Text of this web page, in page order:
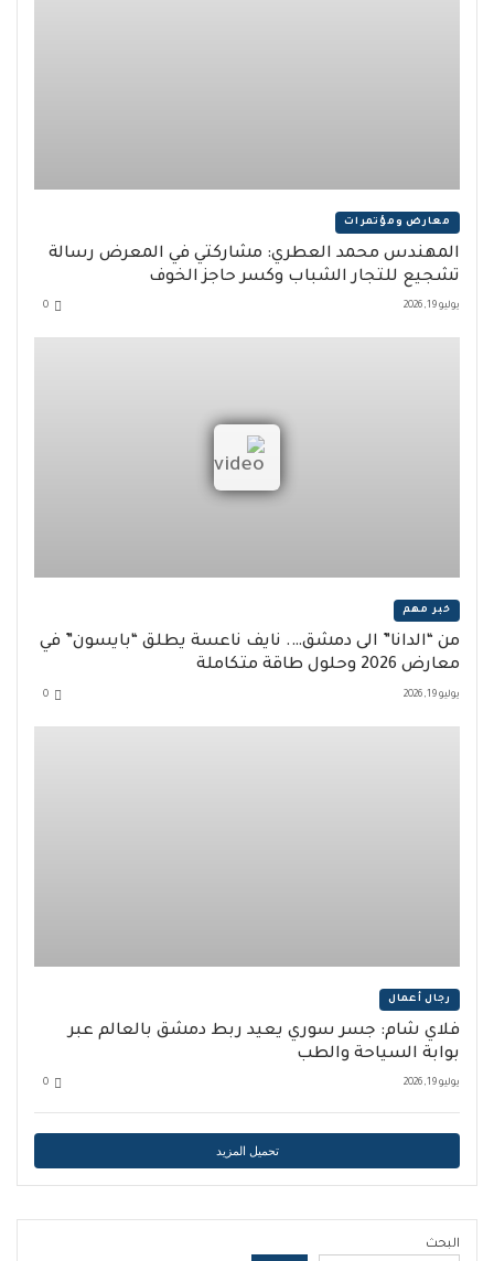
معارض ومؤتمرات
المهندس محمد العطري: مشاركتي في المعرض رسالة
تشجيع للتجار الشباب وكسر حاجز الخوف
يوليو 19, 2026 0
خبر مهم
من “الدانا” الى دمشق…. نايف ناعسة يطلق “بايسون” في
معارض 2026 وحلول طاقة متكاملة
يوليو 19, 2026 0
رجال أعمال
فلاي شام: جسر سوري يعيد ربط دمشق بالعالم عبر
بوابة السياحة والطب
يوليو 19, 2026 0
تحميل المزيد
البحث